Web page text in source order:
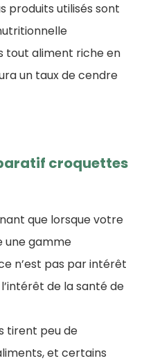
produits utilisés sont
tout aliment riche en
un taux de cendre
croquettes
que lorsque votre
une gamme
n’est pas par intérêt
de la santé de
tirent peu de
et certains